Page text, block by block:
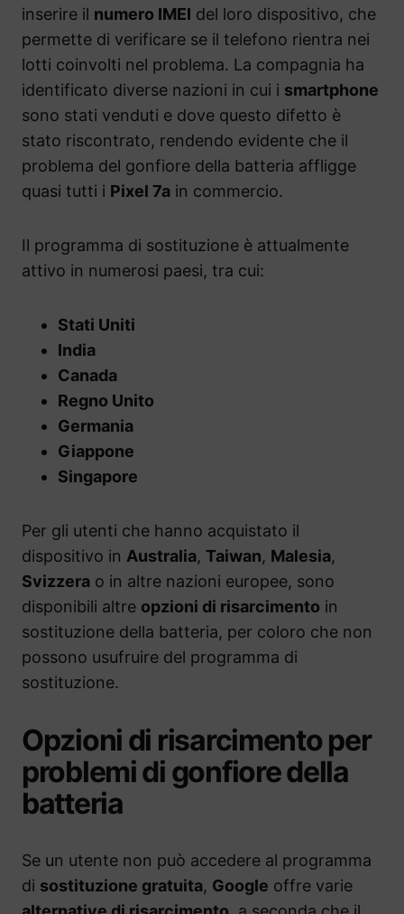
inserire il numero IMEI del loro dispositivo, che
permette di verificare se il telefono rientra nei
lotti coinvolti nel problema. La compagnia ha
identificato diverse nazioni in cui i smartphone
sono stati venduti e dove questo difetto è
stato riscontrato, rendendo evidente che il
problema del gonfiore della batteria affligge
quasi tutti i Pixel 7a in commercio.
Il programma di sostituzione è attualmente
attivo in numerosi paesi, tra cui:
Stati Uniti
India
Canada
Regno Unito
Germania
Giappone
Singapore
Per gli utenti che hanno acquistato il
dispositivo in Australia, Taiwan, Malesia,
Svizzera o in altre nazioni europee, sono
disponibili altre opzioni di risarcimento in
sostituzione della batteria, per coloro che non
possono usufruire del programma di
sostituzione.
Opzioni di risarcimento per
problemi di gonfiore della
batteria
Se un utente non può accedere al programma
di sostituzione gratuita, Google offre varie